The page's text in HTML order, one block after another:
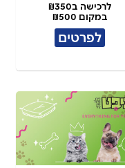
לרכישה ב₪350
במקום ₪500
לפרטים